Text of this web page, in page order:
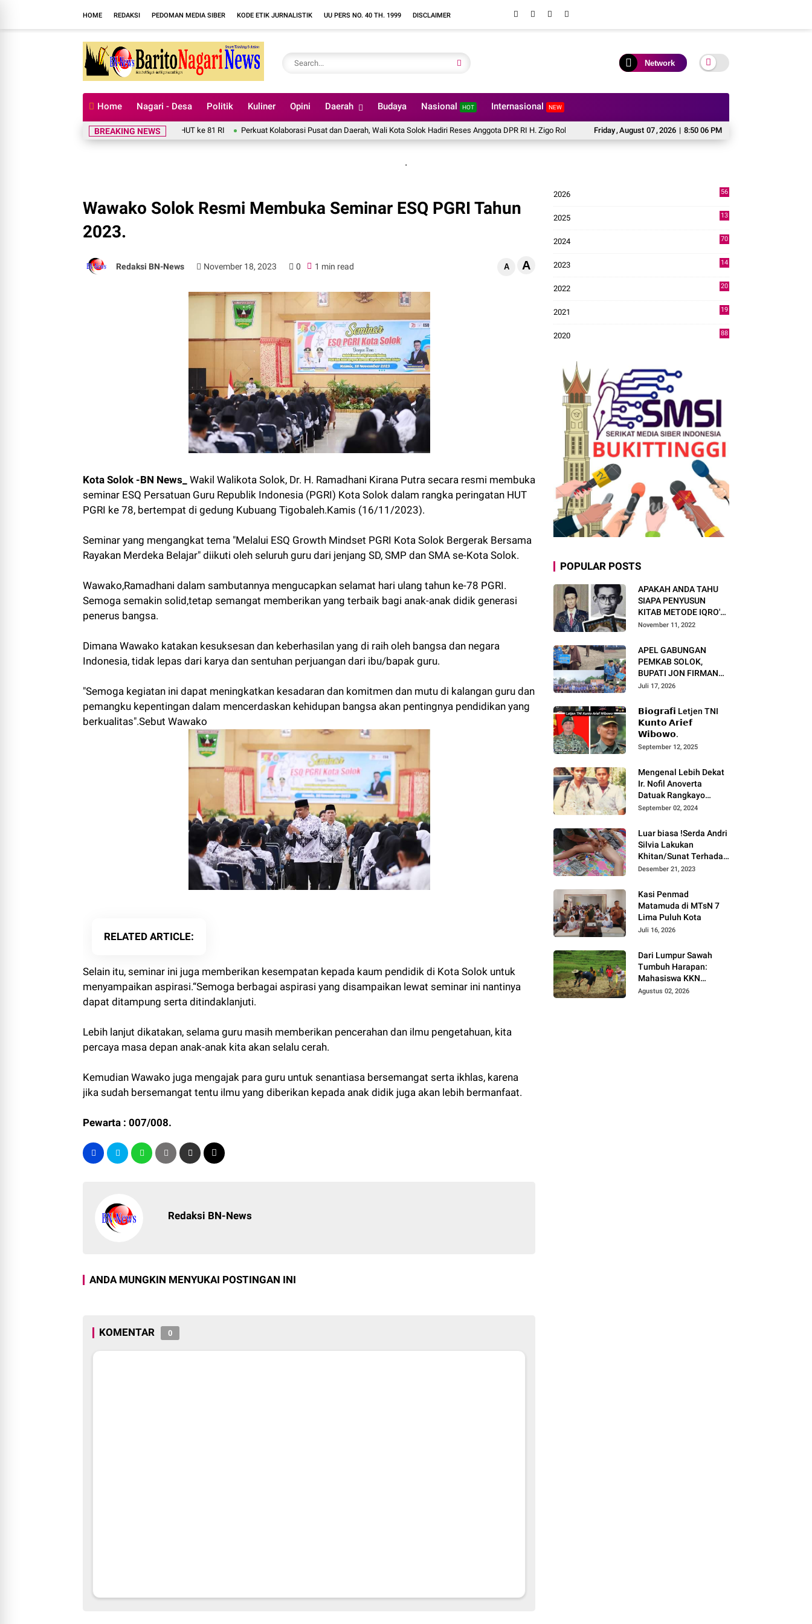
HOME REDAKSI PEDOMAN MEDIA SIBER KODE ETIK JURNALISTIK UU PERS NO. 40 TH. 1999 DISCLAIMER
Network
Home Nagari - Desa Politik Kuliner Opini Daerah Budaya Nasional HOT Internasional NEW
Friday,August 07,2026 | 8:50 06 PM
BREAKING NEWS
Pramono Jadi Ikon Singing Competition HUT ke 81 RI Perkuat Kolaborasi Pusat dan Daerah, Wali Kota Solok Hadiri Reses Anggota DPR RI H. Zigo Rolanda Perkuat Soliditas dan Pengabdian, Lapas Solok Jadi Tuan Rumah
.
Wawako Solok Resmi Membuka Seminar ESQ PGRI Tahun
2023.
Redaksi BN-News November 18, 2023 0 1 min read A A
Kota Solok -BN News_
Wakil Walikota Solok, Dr. H. Ramadhani Kirana Putra secara resmi membuka
seminar ESQ Persatuan Guru Republik Indonesia (PGRI) Kota Solok dalam rangka peringatan HUT
PGRI ke 78, bertempat di gedung Kubuang Tigobaleh.Kamis (16/11/2023).
Seminar yang mengangkat tema "Melalui ESQ Growth Mindset PGRI Kota Solok Bergerak Bersama
Rayakan Merdeka Belajar" diikuti oleh seluruh guru dari jenjang SD, SMP dan SMA se-Kota Solok.
Wawako,Ramadhani dalam sambutannya mengucapkan selamat hari ulang tahun ke-78 PGRI.
Semoga semakin solid,tetap semangat memberikan yang terbaik bagi anak-anak didik generasi
penerus bangsa.
Dimana Wawako katakan kesuksesan dan keberhasilan yang di raih oleh bangsa dan negara
Indonesia, tidak lepas dari karya dan sentuhan perjuangan dari ibu/bapak guru.
"Semoga kegiatan ini dapat meningkatkan kesadaran dan komitmen dan mutu di kalangan guru dan
pemangku kepentingan dalam mencerdaskan kehidupan bangsa akan pentingnya pendidikan yang
berkualitas".Sebut Wawako
RELATED ARTICLE
Selain itu, seminar ini juga memberikan kesempatan kepada kaum pendidik di Kota Solok untuk
menyampaikan aspirasi.“Semoga berbagai aspirasi yang disampaikan lewat seminar ini nantinya
dapat ditampung serta ditindaklanjuti.
Lebih lanjut dikatakan, selama guru masih memberikan pencerahan dan ilmu pengetahuan, kita
percaya masa depan anak-anak kita akan selalu cerah.
Kemudian Wawako juga mengajak para guru untuk senantiasa bersemangat serta ikhlas, karena
jika sudah bersemangat tentu ilmu yang diberikan kepada anak didik juga akan lebih bermanfaat.
Pewarta : 007/008.
Redaksi BN-News
ANDA MUNGKIN MENYUKAI POSTINGAN INI
KOMENTAR 0
2026
56
2025
13
2024
70
2023
14
2022
20
2021
19
2020
88
POPULAR POSTS
APAKAH ANDA TAHU
SIAPA PENYUSUN
KITAB METODE IQRO'?
INI BIOGRAFI KH. AS'AD
November 11, 2022
APEL GABUNGAN
PEMKAB SOLOK,
BUPATI JON FIRMAN
PANDU TEKANKAN ASN
DAN PELAYANAN
MASYARAKAT.
Juli 17, 2026
𝗕𝗶𝗼𝗴𝗿𝗮𝗳𝗶 Letjen TNI
𝗞𝘂𝗻𝘁𝗼 𝗔𝗿𝗶𝗲𝗳
𝗪𝗶𝗯𝗼𝘄𝗼.
September 12, 2025
Mengenal Lebih Dekat
Ir. Nofil Anoverta
Datuak Rangkayo
Batuah Cawako
September 02, 2024
Luar biasa !Serda Andri
Silvia Lakukan
Khitan/Sunat Terhadap
Anak Warga Binaannya
Desember 21, 2023
Kasi Penmad
Matamuda di MTsN 7
Lima Puluh Kota
Juli 16, 2026
Dari Lumpur Sawah
Tumbuh Harapan:
Mahasiswa KKN
Universitas Andalas
Agustus 02, 2026